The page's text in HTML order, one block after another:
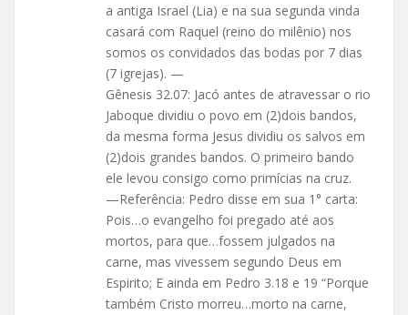
a antiga Israel (Lia) e na sua segunda vinda
casará com Raquel (reino do milênio) nos
somos os convidados das bodas por 7 dias
(7 igrejas). —
Gênesis 32.07: Jacó antes de atravessar o rio
Jaboque dividiu o povo em (2)dois bandos,
da mesma forma Jesus dividiu os salvos em
(2)dois grandes bandos. O primeiro bando
ele levou consigo como primícias na cruz.
—Referência: Pedro disse em sua 1° carta:
Pois…o evangelho foi pregado até aos
mortos, para que…fossem julgados na
carne, mas vivessem segundo Deus em
Espirito; E ainda em Pedro 3.18 e 19 “Porque
também Cristo morreu…morto na carne,